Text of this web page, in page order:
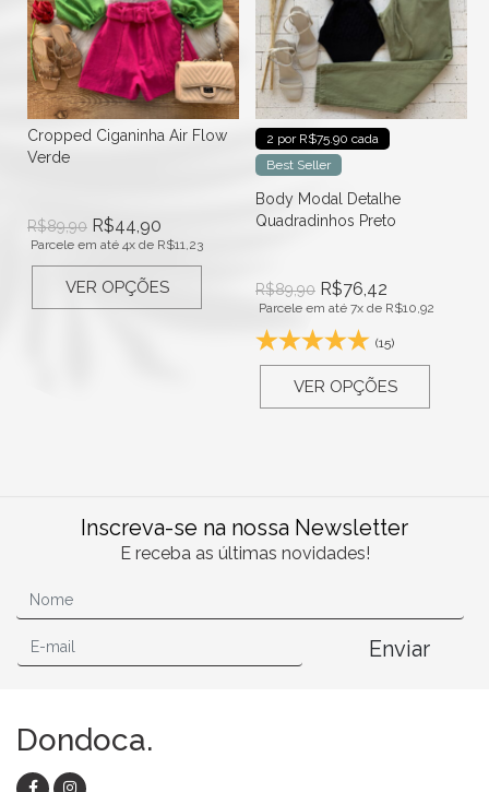
Cropped Ciganinha Air Flow
Verde
R$89,90 R$44,90
Parcele em até 4x de R$11,23
VER OPÇÕES
2 por R$75.90 cada
Best Seller
Body Modal Detalhe
Quadradinhos Preto
R$89,90 R$76,42
Parcele em até 7x de R$10,92
(15)
VER OPÇÕES
Inscreva-se na nossa Newsletter
E receba as últimas novidades!
Enviar
Dondoca.